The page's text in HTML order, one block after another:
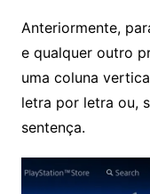
Anteriormente,
e qualquer outro
uma coluna
letra por letra ou,
sentença.